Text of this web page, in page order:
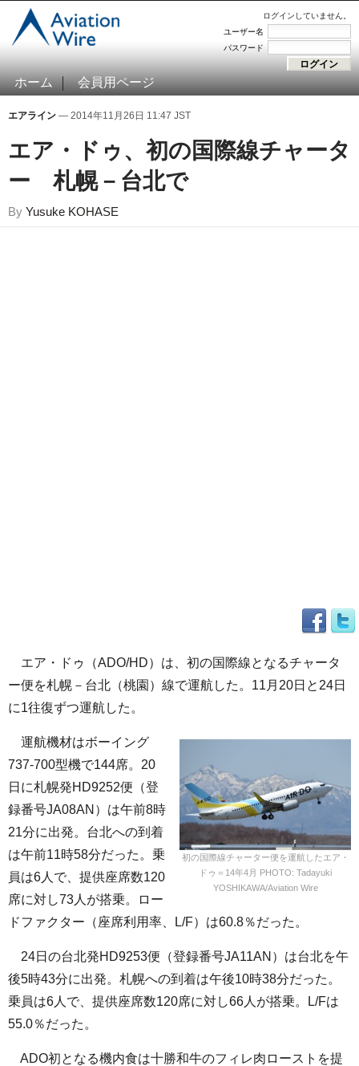
ログインしていません。
ユーザー名
パスワード
ホーム 会員用ページ
エアライン — 2014年11月26日 11:47 JST
エア・ドゥ、初の国際線チャータ
ー 札幌－台北で
By Yusuke KOHASE
エア・ドゥ（ADO/HD）は、初の国際線となるチャータ
ー便を札幌－台北（桃園）線で運航した。11月20日と24日
に1往復ずつ運航した。
初の国際線チャーター便を運航したエア・
ドゥ＝14年4月 PHOTO: Tadayuki
YOSHIKAWA/Aviation Wire
運航機材はボーイング
737-700型機で144席。20
日に札幌発HD9252便（登
録番号JA08AN）は午前8時
21分に出発。台北への到着
は午前11時58分だった。乗
員は6人で、提供座席数120
席に対し73人が搭乗。ロー
ドファクター（座席利用率、L/F）は60.8％だった。
24日の台北発HD9253便（登録番号JA11AN）は台北を午
後5時43分に出発。札幌への到着は午後10時38分だった。
乗員は6人で、提供座席数120席に対し66人が搭乗。L/Fは
55.0％だった。
ADO初となる機内食は十勝和牛のフィレ肉ローストを提